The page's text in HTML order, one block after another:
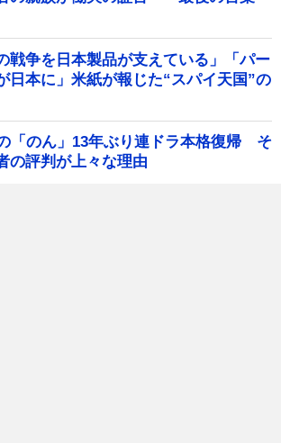
戦争を日本製品が支えている」「パー
日本に」米紙が報じた“スパイ天国”の
「のん」13年ぶり連ドラ本格復帰 そ
の評判が上々な理由